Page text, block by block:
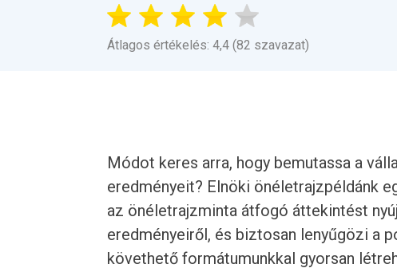
Átlagos értékelés: 4,4 (82 szavazat)
Módot keres arra, hogy bemutassa a
eredményeit? Elnöki önéletrajzpéldánk
az önéletrajzminta átfogó áttekintést
eredményeiről, és biztosan lenyűgözi a
követhető formátumunkkal gyorsan